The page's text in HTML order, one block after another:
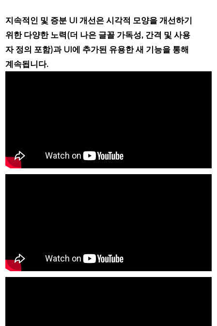
지속적인 및 증분 UI 개선은 시각적 모양을 개선하기
위한 다양한 노력(더 나은 글꼴 가독성, 간격 및 사용
자 정의 포함)과 UI에 추가된 유용한 새 기능을 통해
계속됩니다.